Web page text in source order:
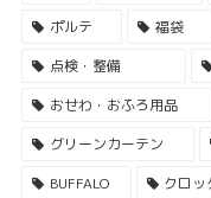
ポルテ
福袋
点検・整備
おせわ・おふろ用品
グリーンカーテン
BUFFALO
クロッ